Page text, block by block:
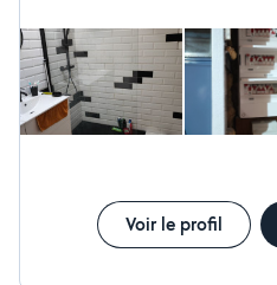
Voir le profil